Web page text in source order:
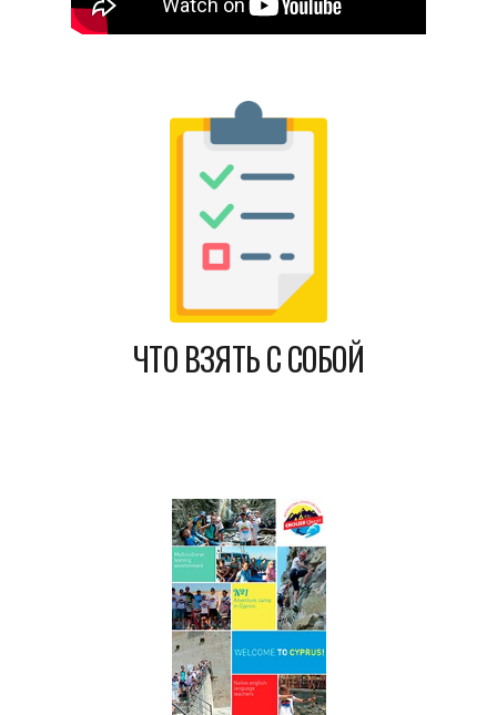
ЧТО ВЗЯТЬ С СОБОЙ